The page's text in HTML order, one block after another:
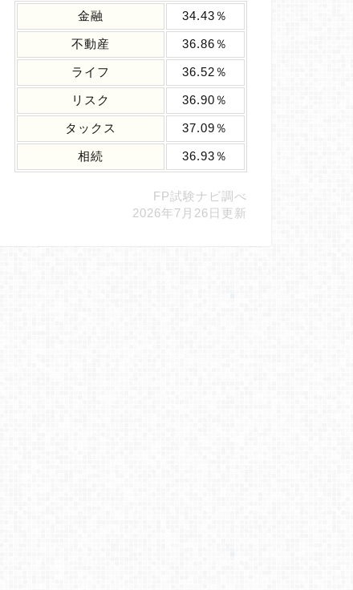
金融
34.43％
不動産 36.86％
ライフ 36.52％
リスク 36.90％
タックス 37.09％
相続 36.93％
FP試験ナビ調べ
2026年7月26日更新